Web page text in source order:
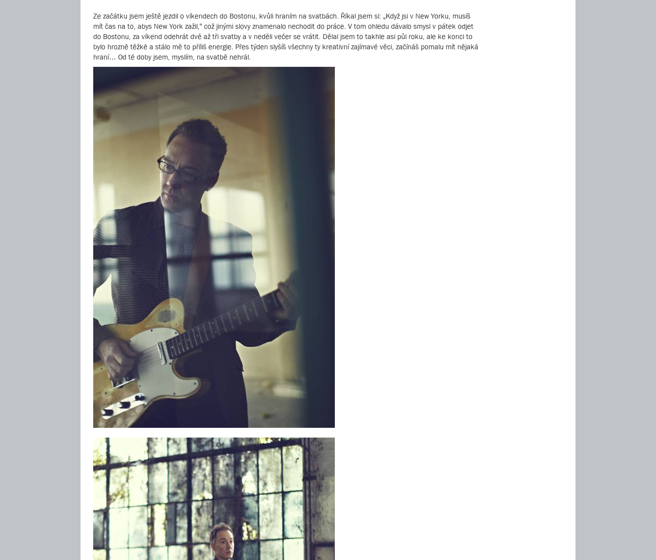
Ze začátku jsem ještě jezdil o víkendech do Bostonu, kvůli hraním na svatbách. Říkal jsem si: „Když jsi v New Yorku, musíš
mít čas na to, abys New York zažil,“ což jinými slovy znamenalo nechodit do práce. V tom ohledu dávalo smysl v pátek odjet
do Bostonu, za víkend odehrát dvě až tři svatby a v neděli večer se vrátit. Dělal jsem to takhle asi půl roku, ale ke konci to
bylo hrozně těžké a stálo mě to příliš energie. Přes týden slyšíš všechny ty kreativní zajímavé věci, začínáš pomalu mít nějaká
hraní… Od té doby jsem, myslím, na svatbě nehrál.